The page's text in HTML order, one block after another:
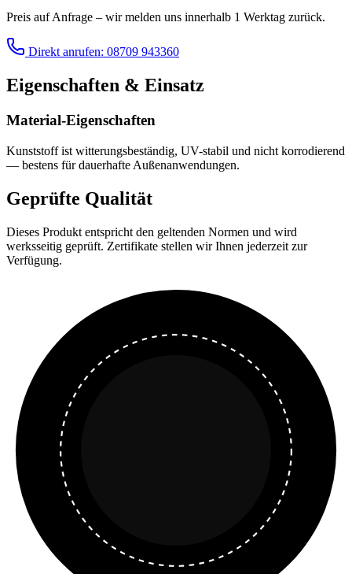
Preis auf Anfrage – wir melden uns innerhalb 1 Werktag zurück.
Direkt anrufen: 08709 943360
Eigenschaften & Einsatz
Material-Eigenschaften
Kunststoff ist witterungsbeständig, UV-stabil und nicht korrodierend
— bestens für dauerhafte Außenanwendungen.
Geprüfte Qualität
Dieses Produkt entspricht den geltenden Normen und wird
werksseitig geprüft. Zertifikate stellen wir Ihnen jederzeit zur
Verfügung.